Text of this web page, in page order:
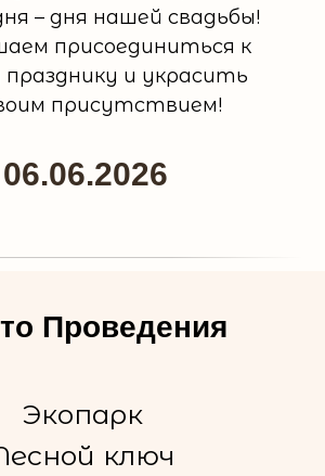
06.06.2026
– дня нашей свадьбы!
присоединиться к
и украсить
присутствием!
Проведения
Экопарк
ключ